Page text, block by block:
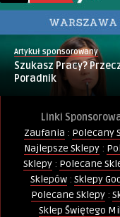
Artykuł sponsorowany
Szukasz Pracy?
Poradnik
Linki
Zaufania : Polecany
Najlepsze Sklepy :
Sklepy: Polecane
Sklepów: Sklepy
Polecane Sklepy :
Sklep Świętego